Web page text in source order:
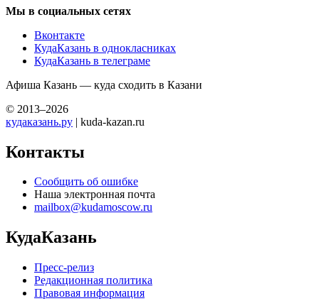
Мы в социальных сетях
Вконтакте
КудаКазань в однокласниках
КудаКазань в телеграме
Афиша Казань — куда сходить в Казани
© 2013–2026
кудаказань.ру | kuda-kazan.ru
Контакты
Сообщить об ошибке
Наша электронная почта
mailbox@kudamoscow.ru
КудаКазань
Пресс-релиз
Редакционная политика
Правовая информация